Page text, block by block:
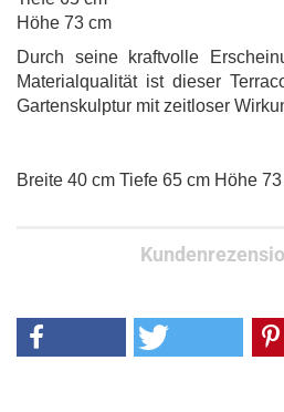
Höhe 73 cm
Durch seine kraftvolle
Materialqualität ist dieser
Gartenskulptur mit zeitloser
Breite 40 cm Tiefe 65 cm Höhe